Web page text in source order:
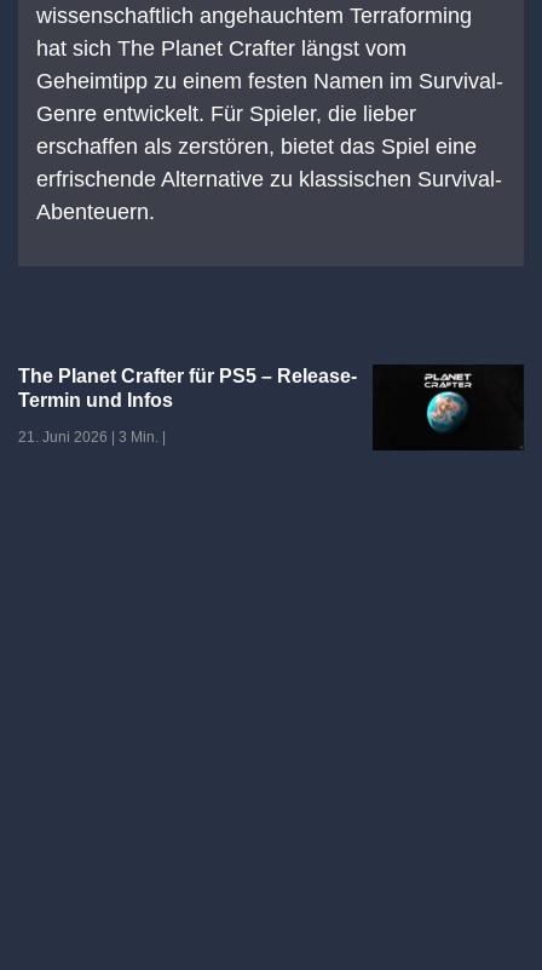
wissenschaftlich angehauchtem Terraforming
hat sich The Planet Crafter längst vom
Geheimtipp zu einem festen Namen im Survival-
Genre entwickelt. Für Spieler, die lieber
erschaffen als zerstören, bietet das Spiel eine
erfrischende Alternative zu klassischen Survival-
Abenteuern.
The Planet Crafter für PS5 – Release-
Termin und Infos
21. Juni 2026 3 Min.